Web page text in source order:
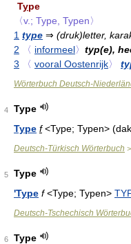
Type
〈v.; Type, Typen〉
1 type ⇒ (druk)letter,
2
〈 informeel〉 typ(e),
3
〈 vooral Oostenrijk〉
Wörterbuch Deutsch-
4
Type
Type f<Type; Typen>
Deutsch-Türkisch Wörterbuch >
5
Type
'Type f<Type; Typen>
Deutsch-Tschechisch
6
Type